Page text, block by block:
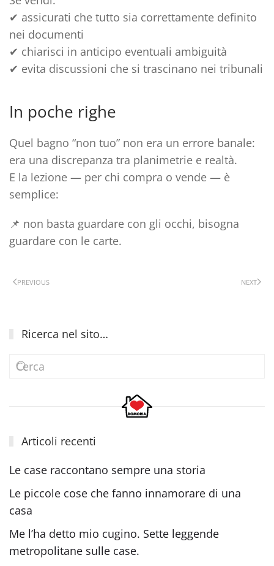
✔ assicurati che tutto sia correttamente definito
nei documenti
✔ chiarisci in anticipo eventuali ambiguità
✔ evita discussioni che si trascinano nei tribunali
In poche righe
Quel bagno “non tuo” non era un errore banale:
era una discrepanza tra planimetrie e realtà.
E la lezione — per chi compra o vende — è
semplice:
📌 non basta guardare con gli occhi, bisogna
guardare con le carte.
PREVIOUS NEXT
Ricerca nel sito…
Articoli recenti
Le case raccontano sempre una storia
Le piccole cose che fanno innamorare di una
casa
Me l’ha detto mio cugino. Sette leggende
metropolitane sulle case.